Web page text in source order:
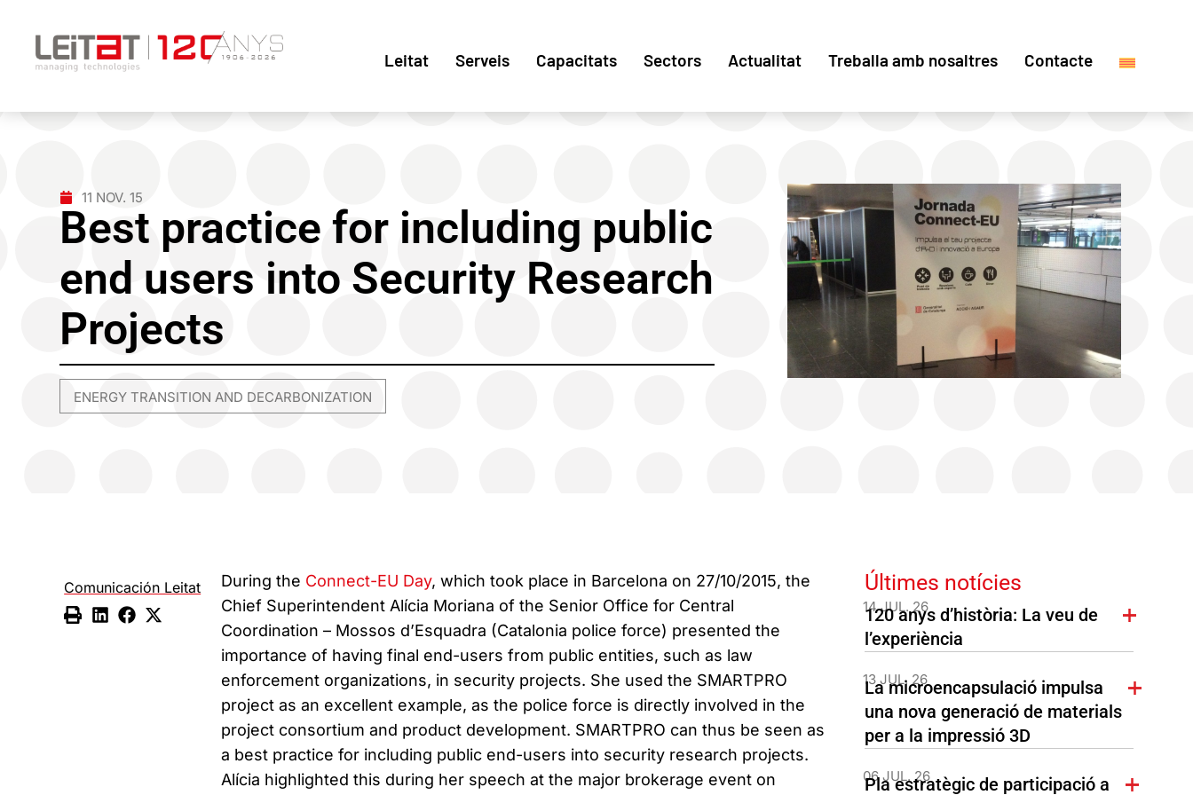
Leitat Serveis Capacitats Sectors Actualitat Treballa amb nosaltres Contacte
11 NOV. 15
Best practice for including public
end users into Security Research
Projects
ENERGY TRANSITION AND DECARBONIZATION
Comunicación Leitat During the Connect-EU Day, which took place in Barcelona on 27/10/2015, the
Chief Superintendent Alícia Moriana of the Senior Office for Central
Coordination – Mossos d’Esquadra (Catalonia police force) presented the
importance of having final end-users from public entities, such as law
enforcement organizations, in security projects. She used the SMARTPRO
project as an excellent example, as the police force is directly involved in the
project consortium and product development. SMARTPRO can thus be seen as
a best practice for including public end-users into security research projects.
Alícia highlighted this during her speech at the major brokerage event on
Últimes notícies
14 JUL. 26
120 anys d’història: La veu de
l’experiència
13 JUL. 26
La microencapsulació impulsa
una nova generació de materials
per a la impressió 3D
06 JUL. 26
Pla estratègic de participació a